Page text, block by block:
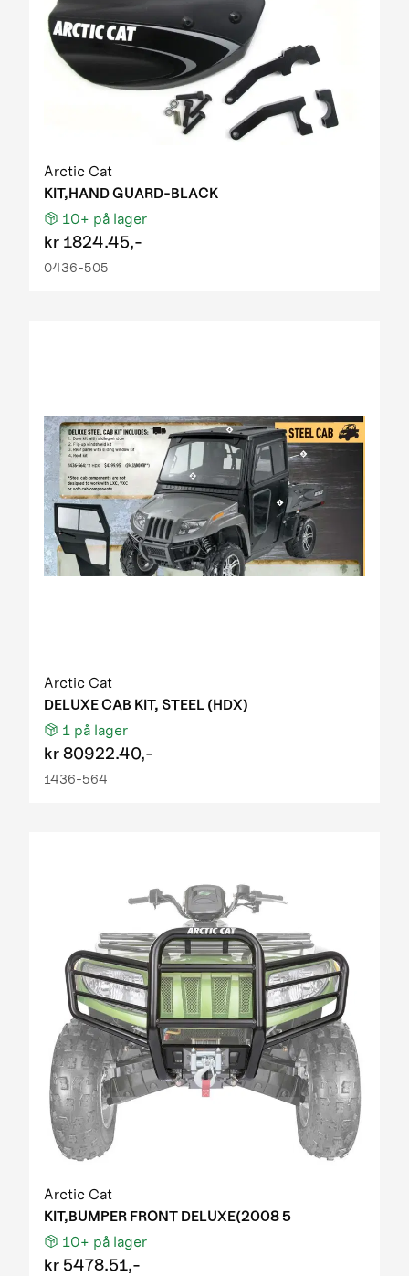
Arctic Cat
KIT,HAND GUARD-BLACK
10+ på lager
kr 1824.45,-
0436-505
Arctic Cat
DELUXE CAB KIT, STEEL (HDX)
1 på lager
kr80922.40,-
1436-564
Arctic Cat
KIT,BUMPER FRONT DELUXE(2008 5
10+ på lager
kr 5478.51,-